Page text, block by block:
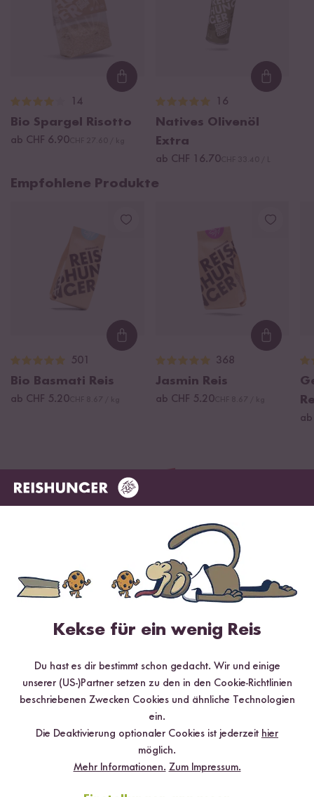
Loading...
14
Bio Spargel Risotto
ab CHF 6.90
16
Natives Olivenöl
Extra
ab CHF 16.70CHF 33.40 / L
Empfohlene Produkte
Loading...
501
Bio Basmati Reis
ab CHF 5.20
368
Jasmin Reis
ab CHF 5.20CHF 8.67 / kg
✔️ 25 leckere Rezepte aus unseren bunten Kochwelten
✔️ Von Sushi über Curry bis hin zu Desserts
✔️ Inklusive Tipps & Tricks für die Zubereitung
Kekse für ein wenig Reis
Du hast es dir bestimmt schon gedacht. Wir und einige
unserer (US-)Partner setzen zu den in den Cookie-Richtlinien
beschriebenen Zwecken Cookies und ähnliche Technologien
ein.
Die Deaktivierung optionaler Cookies ist jederzeit hier
möglich.
Mehr Informationen. Zum Impressum.